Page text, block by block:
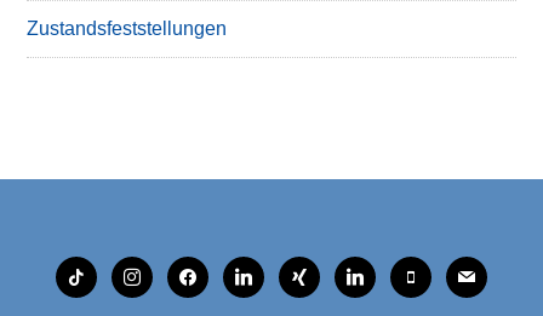
Zustandsfeststellungen
tiktok instagramfacebooklinkedinxing linkedinmobilemail